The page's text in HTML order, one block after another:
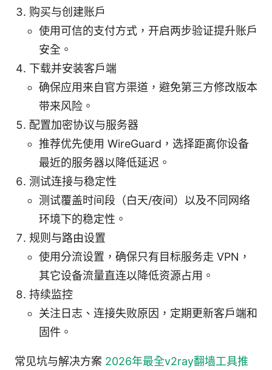
购买与创建账户
使用可信的支付方式，开启两步验证提升账户
安全。
下载并安装客户端
确保应用来自官方渠道，避免第三方修改版本
带来风险。
配置加密协议与服务器
推荐优先使用 WireGuard，选择距离你设备
最近的服务器以降低延迟。
测试连接与稳定性
测试覆盖时间段（白天/夜间）以及不同网络
环境下的稳定性。
规则与路由设置
使用分流设置，确保只有目标服务走 VPN，
其它设备流量直连以降低资源占用。
持续监控
关注日志、连接失败原因，定期更新客户端和
固件。
常见坑与解决方案 2026年最全v2ray翻墙工具推